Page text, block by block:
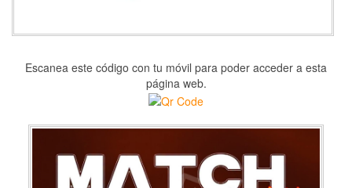
Escanea este código con tu móvil para poder acceder a esta
página web.